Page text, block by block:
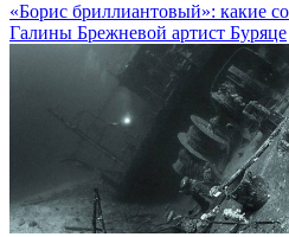
«Борис бриллиантовый»: какие
Галины Брежневой артист Буряце